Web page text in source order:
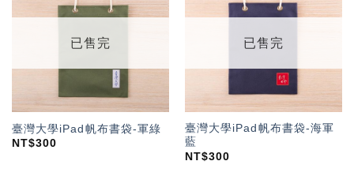
「願
望輕
已售完
臺灣大學iPad帆布書袋-軍綠
NT$300
望輕
已售完
臺灣大學iPad帆布書袋-海軍
藍
NT$300